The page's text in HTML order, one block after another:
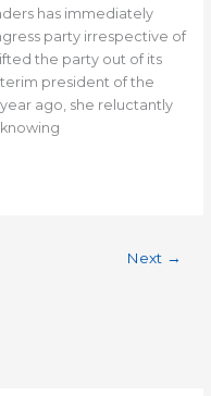
has immediately
party irrespective of
the party out of its
president of the
ago, she reluctantly
Next →